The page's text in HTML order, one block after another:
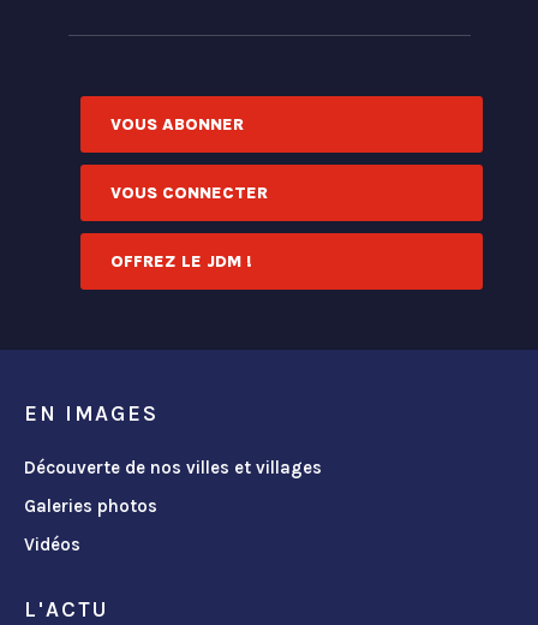
VOUS ABONNER
VOUS CONNECTER
OFFREZ LE JDM !
EN IMAGES
Découverte de nos villes et villages
Galeries photos
Vidéos
L'ACTU